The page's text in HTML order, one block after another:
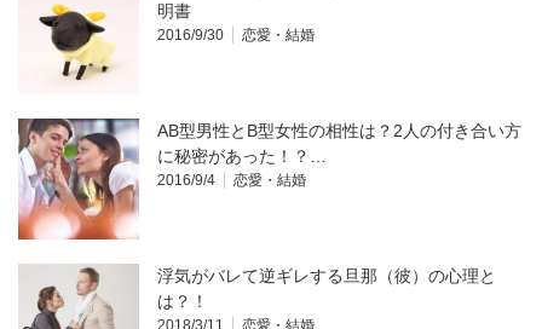
明書
2016/9/30 恋愛・結婚
AB型男性とB型女性の相性は？2人の付き合い方
に秘密があった！？…
2016/9/4 恋愛・結婚
浮気がバレて逆ギレする旦那（彼）の心理と
は？！
2018/3/11 恋愛・結婚